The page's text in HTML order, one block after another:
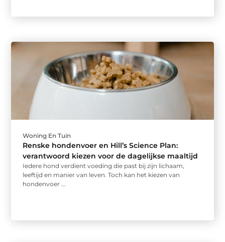
Woning En Tuin
Renske hondenvoer en Hill’s Science Plan:
verantwoord kiezen voor de dagelijkse maaltijd
Iedere hond verdient voeding die past bij zijn lichaam,
leeftijd en manier van leven. Toch kan het kiezen van
hondenvoer ...